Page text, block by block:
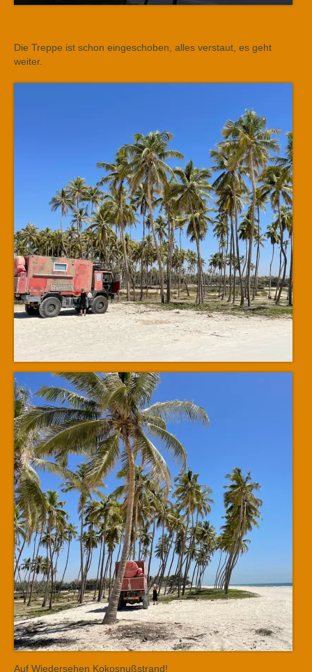
Die Treppe ist schon eingeschoben, alles verstaut, es geht
weiter.
Auf Wiedersehen Kokosnußstrand!